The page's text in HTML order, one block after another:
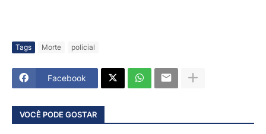
Tags Morte policial
Facebook
VOCÊ PODE GOSTAR